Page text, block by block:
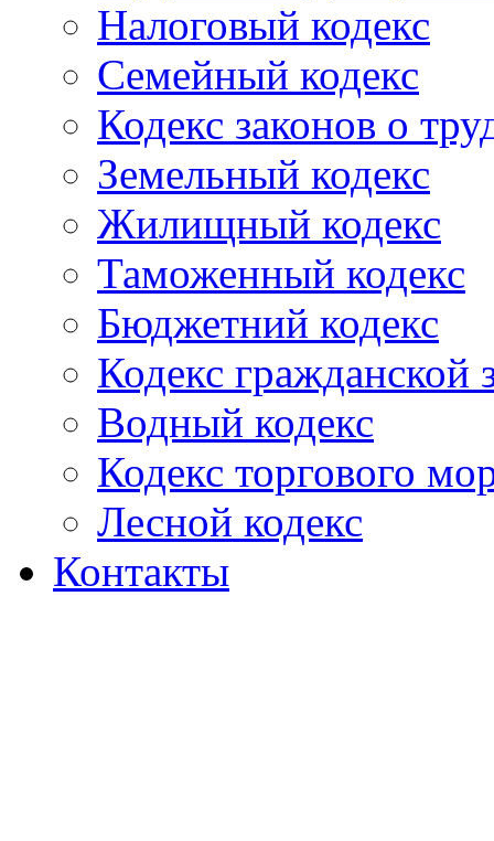
Налоговый кодекс
Семейный кодекс
Кодекс законов о
Земельный кодекс
Жилищный кодекс
Таможенный кодекс
Бюджетний кодекс
Кодекс гражданской
Водный кодекс
Кодекс торгового
Лесной кодекс
Контакты